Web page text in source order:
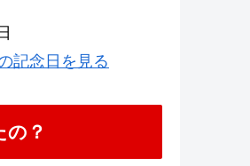
記念日を見る
の？